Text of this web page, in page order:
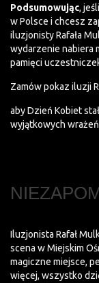
Podsumowując,
w Polsce i chcesz
iluzjonisty Rafała
wydarzenie nabiera
pamięci
Zamów pokaz iluzji
aby Dzień Kobiet
wyjątkowych
Iluzjonista Rafał
scena w Miejskim
magiczne miejsce,
więcej, wszystko